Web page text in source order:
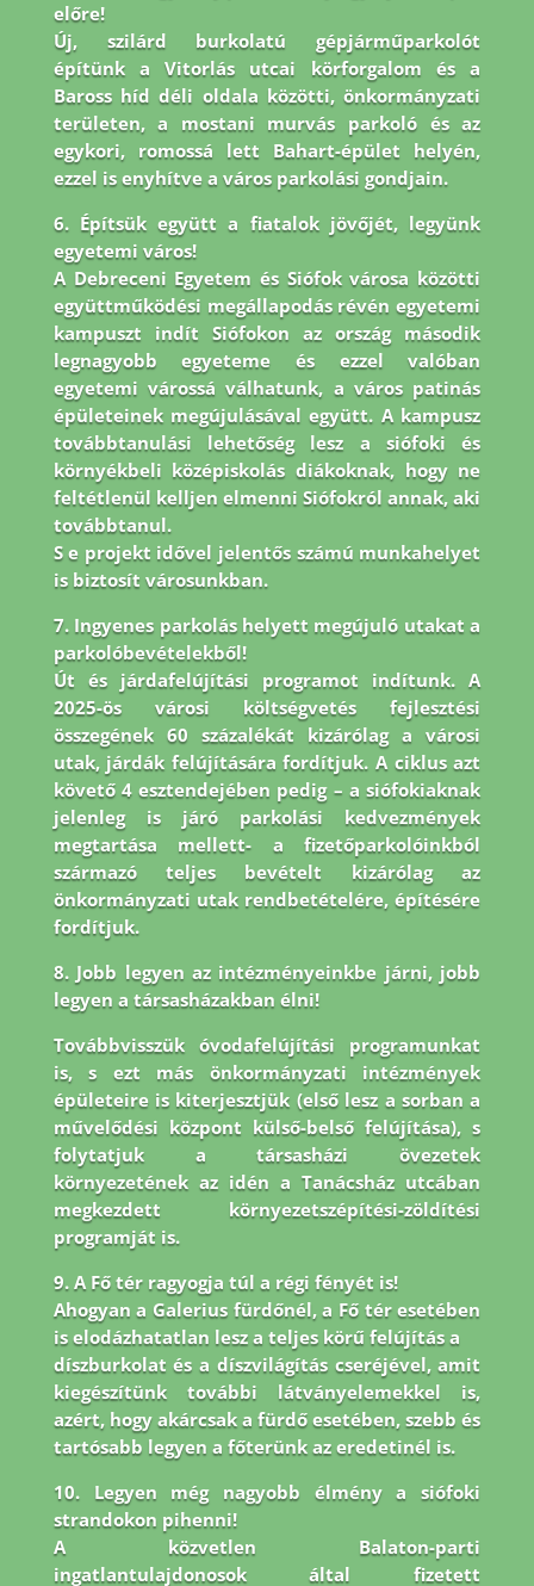
előre!
Új, szilárd burkolatú gépjárműparkolót
építünk a Vitorlás utcai körforgalom és a
Baross híd déli oldala közötti, önkormányzati
területen, a mostani murvás parkoló és az
egykori, romossá lett Bahart-épület helyén,
ezzel is enyhítve a város parkolási gondjain.
6. Építsük együtt a fiatalok jövőjét, legyünk
egyetemi város!
A Debreceni Egyetem és Siófok városa közötti
együttműködési megállapodás révén egyetemi
kampuszt indít Siófokon az ország második
legnagyobb egyeteme és ezzel valóban
egyetemi várossá válhatunk, a város patinás
épületeinek megújulásával együtt. A kampusz
továbbtanulási lehetőség lesz a siófoki és
környékbeli középiskolás diákoknak, hogy ne
feltétlenül kelljen elmenni Siófokról annak, aki
továbbtanul.
S e projekt idővel jelentős számú munkahelyet
is biztosít városunkban.
7. Ingyenes parkolás helyett megújuló utakat a
parkolóbevételekből!
Út és járdafelújítási programot indítunk. A
2025-ös városi költségvetés fejlesztési
összegének 60 százalékát kizárólag a városi
utak, járdák felújítására fordítjuk. A ciklus azt
követő 4 esztendejében pedig – a siófokiaknak
jelenleg is járó parkolási kedvezmények
megtartása mellett- a fizetőparkolóinkból
származó teljes bevételt kizárólag az
önkormányzati utak rendbetételére, építésére
fordítjuk.
8. Jobb legyen az intézményeinkbe járni, jobb
legyen a társasházakban élni!
Továbbvisszük óvodafelújítási programunkat
is, s ezt más önkormányzati intézmények
épületeire is kiterjesztjük (első lesz a sorban a
művelődési központ külső-belső felújítása), s
folytatjuk a társasháziövezetek
környezetének az idén a Tanácsház utcában
megkezdett környezetszépítési-zöldítési
programját is.
9. A Fő tér ragyogja túl a régi fényét is!
Ahogyan a Galerius fürdőnél, a Fő tér esetében
is elodázhatatlan lesz a teljes körű felújítás a
díszburkolat és a díszvilágítás cseréjével, amit
kiegészítünk további látványelemekkel is,
azért, hogy akárcsak a fürdő esetében, szebb és
tartósabb legyen a főterünk az eredetinél is.
10. Legyen még nagyobb élmény a siófoki
strandokon pihenni!
A közvetlen Balaton-parti
ingatlantulajdonosok által fizetett